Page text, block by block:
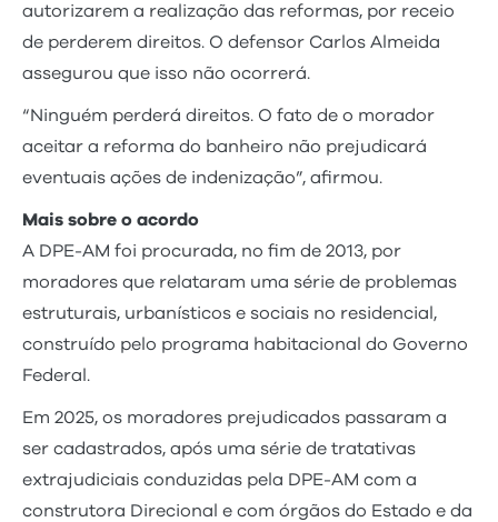
autorizarem a realização das reformas, por receio
de perderem direitos. O defensor Carlos Almeida
assegurou que isso não ocorrerá.
“Ninguém perderá direitos. O fato de o morador
aceitar a reforma do banheiro não prejudicará
eventuais ações de indenização”, afirmou.
Mais sobre o acordo
A DPE-AM foi procurada, no fim de 2013, por
moradores que relataram uma série de problemas
estruturais, urbanísticos e sociais no residencial,
construído pelo programa habitacional do Governo
Federal.
Em 2025, os moradores prejudicados passaram a
ser cadastrados, após uma série de tratativas
extrajudiciais conduzidas pela DPE-AM com a
construtora Direcional e com órgãos do Estado e da